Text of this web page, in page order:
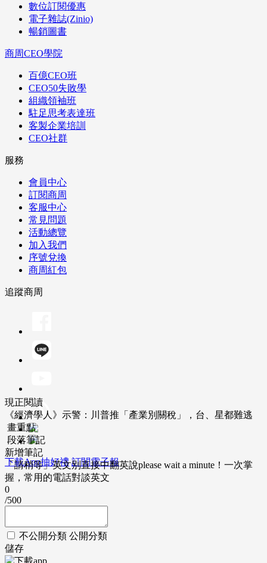
數位訂閱優惠
電子雜誌(Zinio)
暢銷圖書
商周CEO學院
百億CEO班
CEO50失敗學
組織領袖班
駐足思考表達班
客製企業培訓
CEO社群
服務
會員中心
訂閱商周
客服中心
常見問題
活動總覽
加入我們
序號兌換
商周紅包
追蹤商周
下載App抽好禮 訂閱電子報
現正閱讀
《經濟學人》示警：川普推「產業別關稅」，台、星都難逃
畫重點
段落筆記
新增筆記
「請稍等」英文別直接中翻英說please wait a minute！一次掌
握，常用的電話對談英文
0
/500
不公開分類 公開分類
儲存